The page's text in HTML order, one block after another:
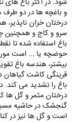
و باغچه ها در دو
درختان خزان ناپذیر،
سرو و کاج و همچنین
باغ استفاده شده تا
حوضچه یا ... است
بیشتر، هندسه باغ
قرینگی کاشت
باغ را تشدید می
درختان مثمر و گل ها
گنجشک در حاشیه مسیر
است و گل ها نیز در